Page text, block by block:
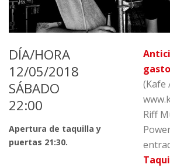
DÍA/HORA
12/05/2018
SÁBADO
22:00
Apertura de taquilla y
puertas 21:30.
(Kafe
Riff